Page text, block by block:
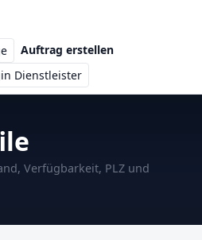
Auftrag erstellen
Dienstleister
Verfügbarkeit, PLZ und